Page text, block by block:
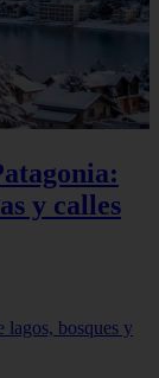
y calles